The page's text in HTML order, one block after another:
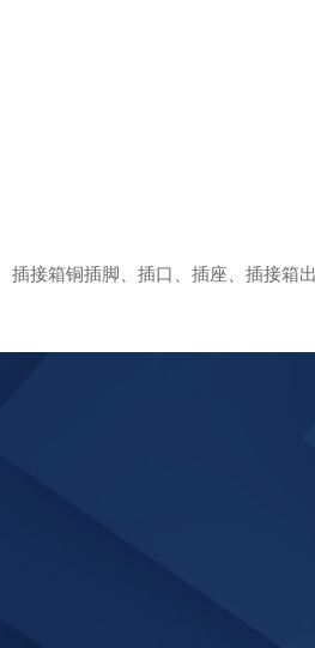
插接箱铜插脚、插口、插座、插接箱